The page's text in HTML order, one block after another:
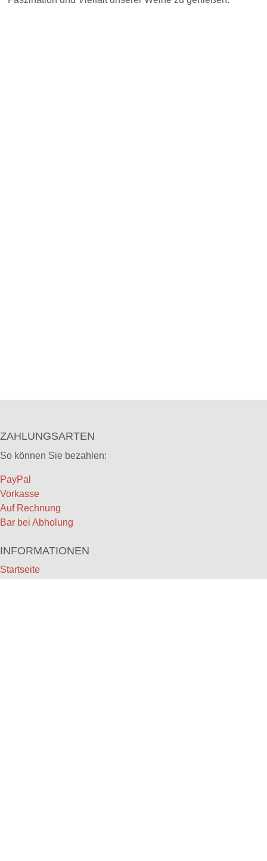
ZAHLUNGSARTEN
So können Sie bezahlen:
PayPal
Vorkasse
Auf Rechnung
Bar bei Abholung
INFORMATIONEN
Startseite